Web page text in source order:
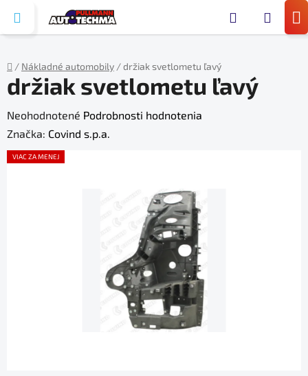
obsah
Domov
/ Nákladné automobily /držiak svetlometu ľavý
držiak svetlometu ľavý
Priemerné
hodnotenie
produktu
Neohodnotené Podrobnosti hodnotenia
Značka: Covind s.p.a.
VIAC ZA MENEJ